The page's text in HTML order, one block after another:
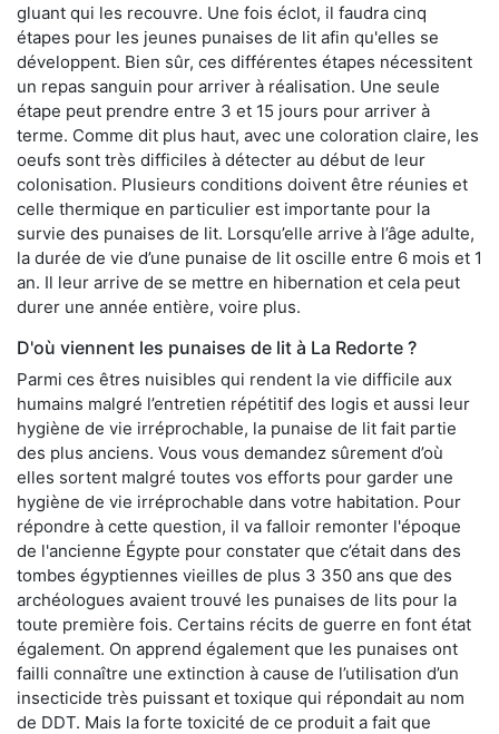
gluant qui les recouvre. Une fois éclot, il faudra cinq
étapes pour les jeunes punaises de lit afin qu'elles se
développent. Bien sûr, ces différentes étapes nécessitent
un repas sanguin pour arriver à réalisation. Une seule
étape peut prendre entre 3 et 15 jours pour arriver à
terme. Comme dit plus haut, avec une coloration claire, les
oeufs sont très difficiles à détecter au début de leur
colonisation. Plusieurs conditions doivent être réunies et
celle thermique en particulier est importante pour la
survie des punaises de lit. Lorsqu’elle arrive à l’âge adulte,
la durée de vie d’une punaise de lit oscille entre 6 mois et 1
an. Il leur arrive de se mettre en hibernation et cela peut
durer une année entière, voire plus.
D'où viennent les punaises de lit à La Redorte ?
Parmi ces êtres nuisibles qui rendent la vie difficile aux
humains malgré l’entretien répétitif des logis et aussi leur
hygiène de vie irréprochable, la punaise de lit fait partie
des plus anciens. Vous vous demandez sûrement d’où
elles sortent malgré toutes vos efforts pour garder une
hygiène de vie irréprochable dans votre habitation. Pour
répondre à cette question, il va falloir remonter l'époque
de l'ancienne Égypte pour constater que c’était dans des
tombes égyptiennes vieilles de plus 3 350 ans que des
archéologues avaient trouvé les punaises de lits pour la
toute première fois. Certains récits de guerre en font état
également. On apprend également que les punaises ont
failli connaître une extinction à cause de l’utilisation d’un
insecticide très puissant et toxique qui répondait au nom
de DDT. Mais la forte toxicité de ce produit a fait que